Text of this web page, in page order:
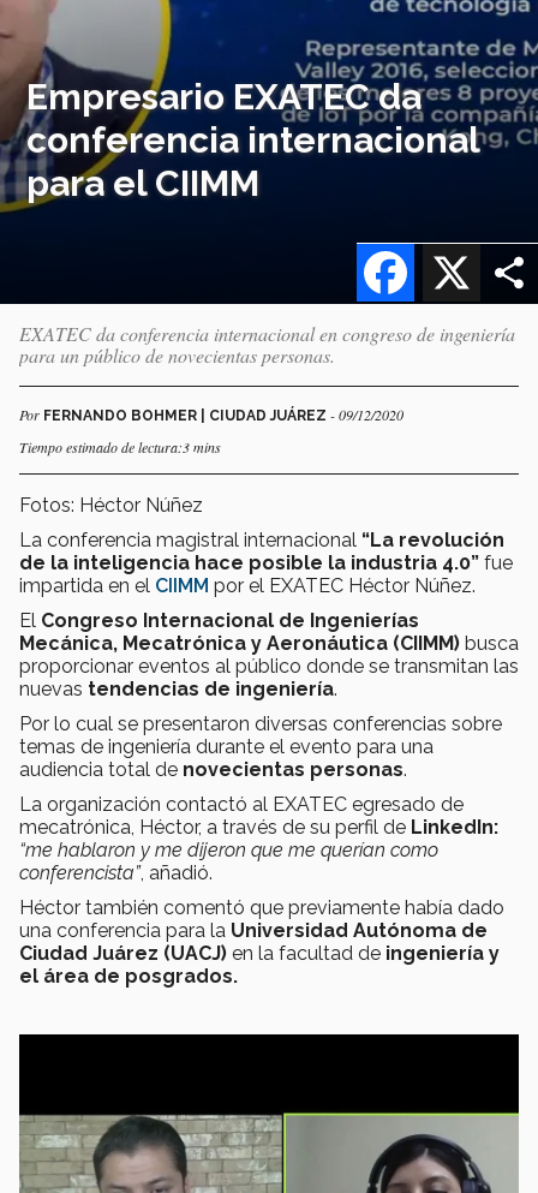
Empresario EXATEC da
conferencia internacional
para el CIIMM
X
Facebook
EXATEC da conferencia internacional en congreso de ingeniería
para un público de novecientas personas.
Por FERNANDO BOHMER | CIUDAD JUÁREZ - 09/12/2020
Tiempo estimado de lectura:3 mins
Fotos: Héctor Núñez
La conferencia magistral internacional “La revolución
de la inteligencia hace posible la industria 4.0” fue
impartida en el CIIMM por el EXATEC Héctor Núñez.
El Congreso Internacional de Ingenierías
Mecánica, Mecatrónica y Aeronáutica (CIIMM) busca
proporcionar eventos al público donde se transmitan las
nuevas tendencias de ingeniería.
Por lo cual se presentaron diversas conferencias sobre
temas de ingeniería durante el evento para una
audiencia total de novecientas personas.
La organización contactó al EXATEC egresado de
mecatrónica, Héctor, a través de su perfil de LinkedIn:
“me hablaron y me dijeron que me querían como
conferencista”, añadió.
Héctor también comentó que previamente había dado
una conferencia para la Universidad Autónoma de
Ciudad Juárez (UACJ) en la facultad de ingeniería y
el área de posgrados.